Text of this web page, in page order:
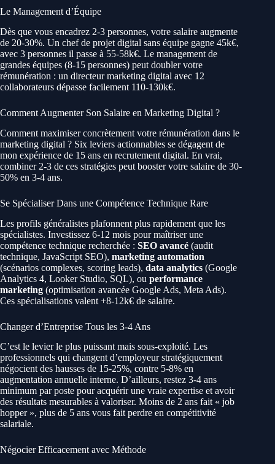
Le Management d’Équipe
Dès que vous encadrez 2-3 personnes, votre salaire augmente
de 20-30%. Un chef de projet digital sans équipe gagne 45k€,
avec 3 personnes il passe à 55-58k€. Le management de
grandes équipes (8-15 personnes) peut doubler votre
rémunération : un directeur marketing digital avec 12
collaborateurs dépasse facilement 110-130k€.
Comment Augmenter Son Salaire en Marketing Digital ?
Comment maximiser concrètement votre rémunération dans le
marketing digital ? Six leviers actionnables se dégagent de
mon expérience de 15 ans en recrutement digital. En vrai,
combiner 2-3 de ces stratégies peut booster votre salaire de 30-
50% en 3-4 ans.
Se Spécialiser Dans une Compétence Technique Rare
Les profils généralistes plafonnent plus rapidement que les
spécialistes. Investissez 6-12 mois pour maîtriser une
compétence technique recherchée : SEO avancé (audit
technique, JavaScript SEO), marketing automation
(scénarios complexes, scoring leads), data analytics (Google
Analytics 4, Looker Studio, SQL), ou performance
marketing (optimisation avancée Google Ads, Meta Ads).
Ces spécialisations valent +8-12k€ de salaire.
Changer d’Entreprise Tous les 3-4 Ans
C’est le levier le plus puissant mais sous-exploité. Les
professionnels qui changent d’employeur stratégiquement
négocient des hausses de 15-25%, contre 5-8% en
augmentation annuelle interne. D’ailleurs, restez 3-4 ans
minimum par poste pour acquérir une vraie expertise et avoir
des résultats mesurables à valoriser. Moins de 2 ans fait « job
hopper », plus de 5 ans vous fait perdre en compétitivité
salariale.
Négocier Efficacement avec Méthode